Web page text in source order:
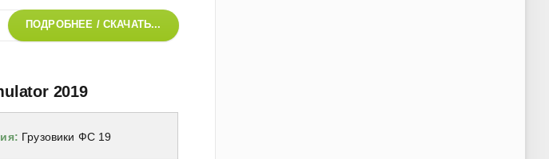
ПОДРОБНЕЕ / СКАЧАТЬ...
2019
Грузовики ФС 19